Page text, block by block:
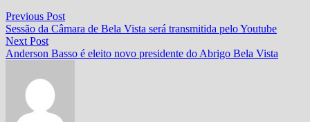
Navegação
de
Post
Previous PostPrevious
post:
Sessão da Câmara de Bela Vista será transmitida pelo Youtube
Next PostNext
post:
Anderson Basso é eleito novo presidente do Abrigo Bela Vista